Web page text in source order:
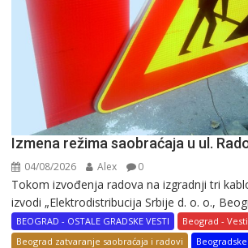
Izmena režima saobraćaja u ul.
04/08/2026 Alex 0
Tokom izvođenja radova na izgradnji tri
izvodi „Elektrodistribucija Srbije d. o. o.,
BEOGRAD - OSTALE GRADSKE VESTI
Beograd -
Beograd zatvaranje saobraćaja i radovi